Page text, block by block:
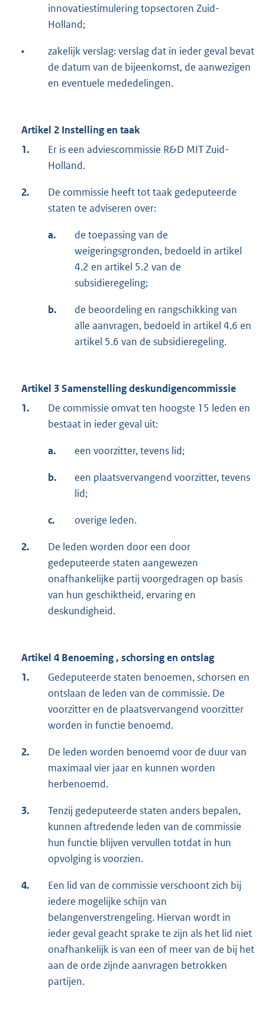
innovatiestimulering topsectoren Zuid-
Holland;
•
zakelijk verslag: verslag dat in ieder geval bevat
de datum van de bijeenkomst, de aanwezigen
en eventuele mededelingen.
Artikel 2 Instelling en taak
1.
Er is een adviescommissie R&D MIT Zuid-
Holland.
2.
De commissie heeft tot taak gedeputeerde
staten te adviseren over:
a.
de toepassing van de
weigeringsgronden, bedoeld in artikel
4.2 en artikel 5.2 van de
subsidieregeling;
b.
de beoordeling en rangschikking van
alle aanvragen, bedoeld in artikel 4.6 en
artikel 5.6 van de subsidieregeling.
Artikel 3 Samenstelling deskundigencommissie
1.
De commissie omvat ten hoogste 15 leden en
bestaat in ieder geval uit:
a. een voorzitter, tevens lid;
b.
een plaatsvervangend voorzitter, tevens
lid;
c. overige leden.
2.
De leden worden door een door
gedeputeerde staten aangewezen
onafhankelijke partij voorgedragen op basis
van hun geschiktheid, ervaring en
deskundigheid.
Artikel 4 Benoeming , schorsing en ontslag
1.
Gedeputeerde staten benoemen, schorsen en
ontslaan de leden van de commissie. De
voorzitter en de plaatsvervangend voorzitter
worden in functie benoemd.
2.
De leden worden benoemd voor de duur van
maximaal vier jaar en kunnen worden
herbenoemd.
3.
Tenzij gedeputeerde staten anders bepalen,
kunnen aftredende leden van de commissie
hun functie blijven vervullen totdat in hun
opvolging is voorzien.
4.
Een lid van de commissie verschoont zich bij
iedere mogelijke schijn van
belangenverstrengeling. Hiervan wordt in
ieder geval geacht sprake te zijn als het lid niet
onafhankelijk is van een of meer van de bij het
aan de orde zijnde aanvragen betrokken
partijen.